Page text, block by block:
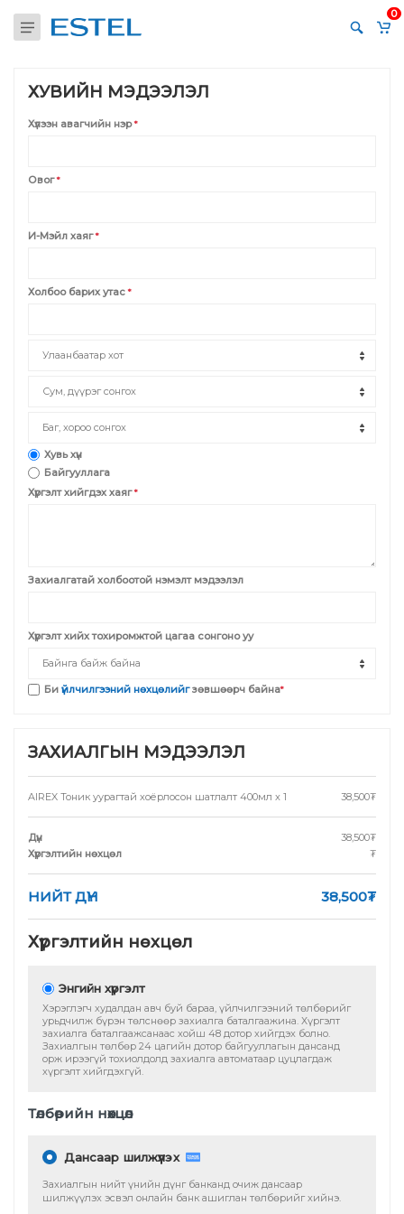
0
ХУВИЙН МЭДЭЭЛЭЛ
Хүлээн авагчийн нэр*
Овог*
И-Мэйл хаяг*
Холбоо барих утас*
Хувь хүн
Байгууллага
Хүргэлт хийгдэх хаяг*
Захиалгатай холбоотой нэмэлт мэдээлэл
Хүргэлт хийх тохиромжтой цагаа сонгоно уу
Би үйлчилгээний нөхцөлийг зөвшөөрч байна*
ЗАХИАЛГЫН МЭДЭЭЛЭЛ
AIREX Тоник уурагтай хоёрлосон шатлалт 400мл x 1 38,500₮
Дүн 38,500₮
Хүргэлтийн нөхцөл
₮
НИЙТ ДҮН 38,500₮
Хүргэлтийн нөхцөл
Энгийн хүргэлт
Хэрэглэгч худалдан авч буй бараа, үйлчилгээний төлбөрийг
урьдчилж бүрэн төлснөөр захиалга баталгаажина. Хүргэлт
захиалга баталгаажсанаас хойш 48 дотор хийгдэх болно.
Захиалгын төлбөр 24 цагийн дотор байгууллагын дансанд
орж ирээгүй тохиолдолд захиалга автоматаар цуцлагдаж
хүргэлт хийгдэхгүй.
Төлбөрийн нөхцөл
Дансаар шилжүүлэх
Захиалгын нийт үнийн дүнг банканд очиж дансаар
шилжүүлэх эсвэл онлайн банк ашиглан төлбөрийг хийнэ.